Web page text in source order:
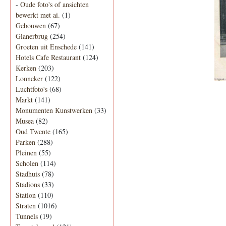
- Oude foto's of ansichten
bewerkt met ai. (1)
Gebouwen (67)
Glanerbrug (254)
Groeten uit Enschede (141)
Hotels Cafe Restaurant (124)
Kerken (203)
Lonneker (122)
Luchtfoto's (68)
Markt (141)
Monumenten Kunstwerken (33)
Musea (82)
Oud Twente (165)
Parken (288)
Pleinen (55)
Scholen (114)
Stadhuis (78)
Stadions (33)
Station (110)
Straten (1016)
Tunnels (19)